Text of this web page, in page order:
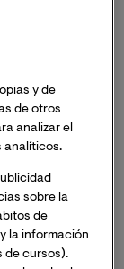
con
finalidad de
que
una
diferentes
en la
para
bélicos. A
y de
de otros
analizar el
analíticos.
sobre la
de
la información
de cursos).